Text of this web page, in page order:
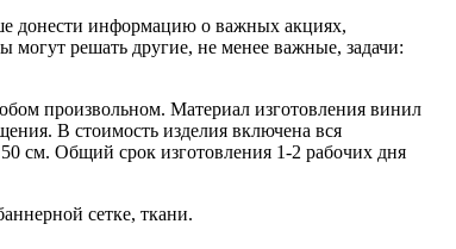
донести информацию о важных акциях,
решать другие, не менее важные, задачи:
произвольном. Материал изготовления винил
В стоимость изделия включена вся
см. Общий срок изготовления 1-2 рабочих дня
сетке, ткани.